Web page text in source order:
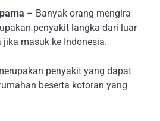
– Banyak orang mengira
penyakit langka dari luar
jika masuk ke Indonesia.
penyakit yang dapat
beserta kotoran yang